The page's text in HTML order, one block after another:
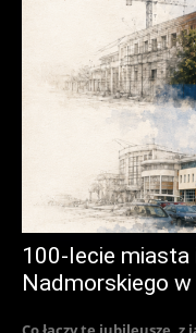
100-lecie
Nadmorskiego w